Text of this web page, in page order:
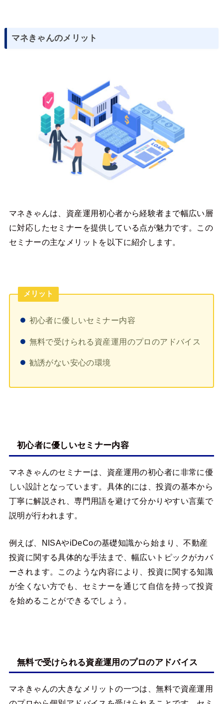
マネきゃんのメリット
マネきゃんは、資産運用初心者から経験者まで幅広い層
に対応したセミナーを提供している点が魅力です。この
セミナーの主なメリットを以下に紹介します。
メリット
初心者に優しいセミナー内容
無料で受けられる資産運用のプロのアドバイス
勧誘がない安心の環境
初心者に優しいセミナー内容
マネきゃんのセミナーは、資産運用の初心者に非常に優
しい設計となっています。具体的には、投資の基本から
丁寧に解説され、専門用語を避けて分かりやすい言葉で
説明が行われます。
例えば、NISAやiDeCoの基礎知識から始まり、不動産
投資に関する具体的な手法まで、幅広いトピックがカバ
ーされます。このような内容により、投資に関する知識
が全くない方でも、セミナーを通じて自信を持って投資
を始めることができるでしょう。
無料で受けられる資産運用のプロのアドバイス
マネきゃんの大きなメリットの一つは、無料で資産運用